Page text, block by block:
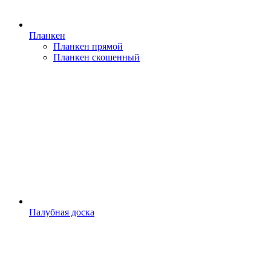
Планкен
Планкен прямой
Планкен скошенный
Палубная доска